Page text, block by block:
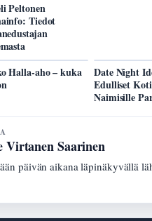
Peltonen
Tiedot
Halla-aho – kuka
Date Night
Edulliset
Naimisille
Virtanen Saarinen
päivän aikana läpinäkyvällä